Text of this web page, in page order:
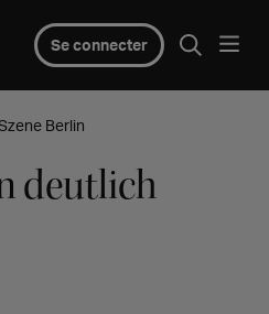
Se connecter
Berlin
deutlich